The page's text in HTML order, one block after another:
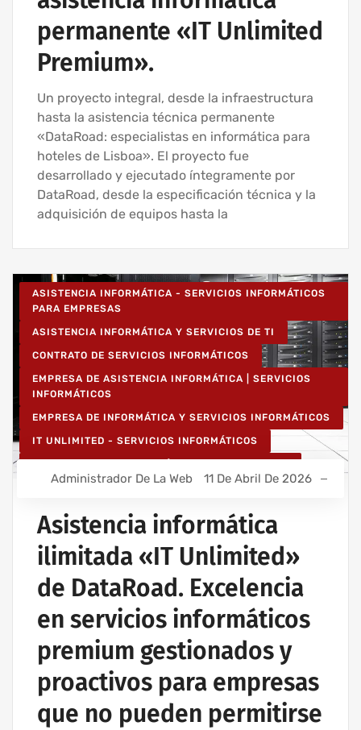
permanente «IT Unlimited
Premium».
Un proyecto integral, desde la infraestructura
hasta la asistencia técnica permanente
«DataRoad: especialistas en informática para
hoteles de Lisboa». El proyecto fue
desarrollado y ejecutado íntegramente por
DataRoad, desde la especificación técnica y la
adquisición de equipos hasta la
ASISTENCIA INFORMÁTICA - SERVICIOS INFORMÁTICOS
PARA EMPRESAS
ASISTENCIA INFORMÁTICA Y SERVICIOS DE TI
CONTRATO DE SERVICIOS INFORMÁTICOS
EMPRESA DE ASISTENCIA INFORMÁTICA | SERVICIOS
INFORMÁTICOS
EMPRESA DE INFORMÁTICA Y SERVICIOS INFORMÁTICOS
IT UNLIMITED - SERVICIOS INFORMÁTICOS
RED INFORMÁTICA ESTRUCTURADA
SERVICIOS INFORMÁTICOS Y ASISTENCIA INFORMÁTICA
Administrador De La Web 11 De Abril De 2026
Asistencia informática
ilimitada «IT Unlimited»
de DataRoad. Excelencia
en servicios informáticos
premium gestionados y
proactivos para empresas
que no pueden permitirse